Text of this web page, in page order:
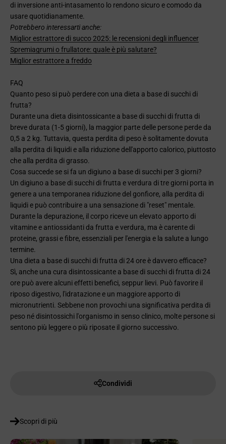
di inversione anti-intasamento lo rendono sicuro e comodo da
usare quotidianamente.
Potrebbero interessarti anche:
Miglior estrattore di succo 2025: le recensioni degli influencer
Spremiagrumi o frullatore: quale è più salutare?
Miglior estrattore a freddo
FAQ
Quanto peso si può perdere con una dieta a base di succhi di
frutta?
Durante una dieta disintossicante a base di succhi di frutta di
breve durata (1-5 giorni), la maggior parte delle persone perde da
0,5 a 2 kg. Tuttavia, questa perdita di peso è solitamente dovuta
alla perdita di liquidi e alla riduzione dell'apporto calorico, piuttosto
che alla perdita di grasso.
Cosa succede se si fa un digiuno a base di succhi per 3 giorni?
Un digiuno a base di succhi di frutta e verdura di tre giorni porta in
genere a una temporanea riduzione del gonfiore, alla perdita di
liquidi e può contribuire a una sensazione di "reset" mentale.
Durante la depurazione, il corpo riceve un elevato apporto di
vitamine e antiossidanti da frutta e verdura, ma è carente di
proteine, grassi e fibre, essenziali per l'energia e la salute a lungo
termine.
Una dieta a base di succhi di frutta di 24 ore è davvero efficace?
Sì, anche una cura disintossicante a base di succhi di frutta di 24
ore può avere alcuni effetti benefici, seppur lievi. Può favorire il
riposo digestivo, l'idratazione e un maggiore apporto di
micronutrienti. Sebbene non provochi una significativa perdita di
peso né disintossichi l'organismo in senso clinico, molte persone si
sentono più leggere o più riposate il giorno successivo.
Condividi
Scopri di più